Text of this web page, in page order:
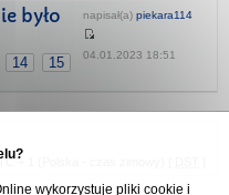
było
14 15
napisał(a) piekara114
04.01.2023 18:51
+ 1 (Polska - czas zimowy) [
wykorzystuje pliki cookie i